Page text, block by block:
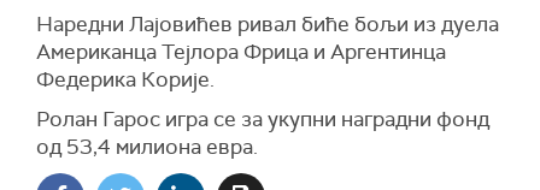
Наредни Лајовићев ривал биће бољи из дуела
Американца Тејлора Фрица и Аргентинца
Федерика Корије.
Ролан Гарос игра се за укупни наградни фонд
од 53,4 милиона евра.